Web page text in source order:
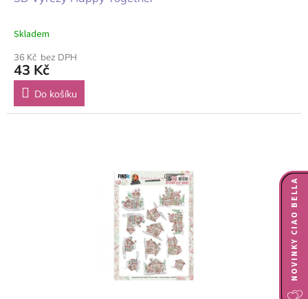
Skladem
36 Kč bez DPH
43 Kč
Do košíku
NOVINKY CIAO BELLA